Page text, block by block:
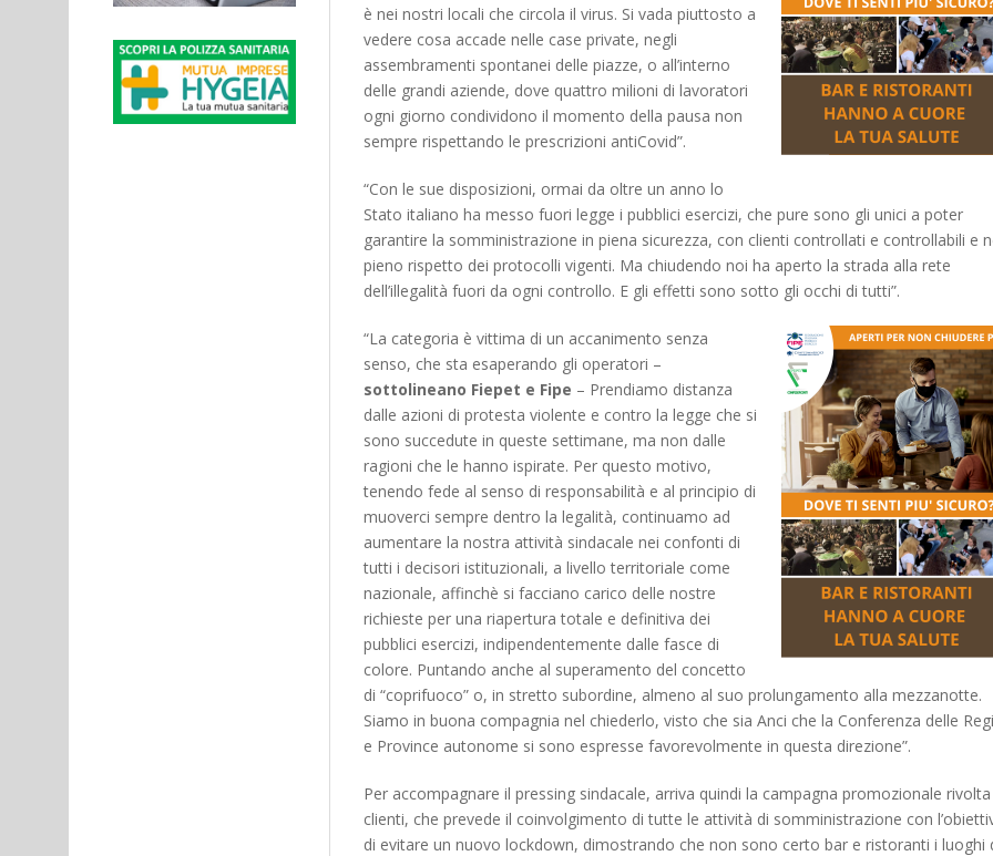
è nei nostri locali che circola il virus. Si vada piuttosto a
vedere cosa accade nelle case private, negli
assembramenti spontanei delle piazze, o all’interno
delle grandi aziende, dove quattro milioni di lavoratori
ogni giorno condividono il momento della pausa non
sempre rispettando le prescrizioni antiCovid”.
“Con le sue disposizioni, ormai da oltre un anno lo
Stato italiano ha messo fuori legge i pubblici esercizi, che pure sono gli unici a poter
garantire la somministrazione in piena sicurezza, con clienti controllati e controllabili e
pieno rispetto dei protocolli vigenti. Ma chiudendo noi ha aperto la strada alla rete
dell’illegalità fuori da ogni controllo. E gli effetti sono sotto gli occhi di tutti”.
“La categoria è vittima di un accanimento senza
senso, che sta esaperando gli operatori –
sottolineano Fiepet e Fipe – Prendiamo distanza
dalle azioni di protesta violente e contro la legge che si
sono succedute in queste settimane, ma non dalle
ragioni che le hanno ispirate. Per questo motivo,
tenendo fede al senso di responsabilità e al principio di
muoverci sempre dentro la legalità, continuamo ad
aumentare la nostra attività sindacale nei confonti di
tutti i decisori istituzionali, a livello territoriale come
nazionale, affinchè si facciano carico delle nostre
richieste per una riapertura totale e definitiva dei
pubblici esercizi, indipendentemente dalle fasce di
colore. Puntando anche al superamento del concetto
di “coprifuoco” o, in stretto subordine, almeno al suo prolungamento alla mezzanotte.
Siamo in buona compagnia nel chiederlo, visto che sia Anci che la Conferenza delle
e Province autonome si sono espresse favorevolmente in questa direzione”.
Per accompagnare il pressing sindacale, arriva quindi la campagna promozionale
clienti, che prevede il coinvolgimento di tutte le attività di somministrazione con
di evitare un nuovo lockdown, dimostrando che non sono certo bar e ristoranti i luoghi